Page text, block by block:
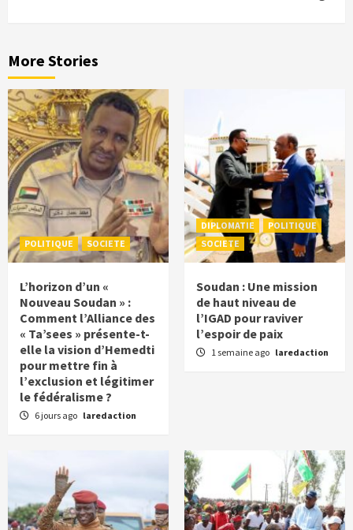
More Stories
POLITIQUE SOCIETE
L’horizon d’un «
Nouveau Soudan » :
Comment l’Alliance des
« Ta’sees » présente-t-
elle la vision d’Hemedti
pour mettre fin à
l’exclusion et légitimer
le fédéralisme ?
6 jours ago laredaction
DIPLOMATIE
POLITIQUE
SOCIETE
Soudan : Une mission
de haut niveau de
l’IGAD pour raviver
l’espoir de paix
1 semaine ago laredaction